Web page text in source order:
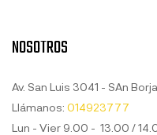
NOSOTROS
Av. San Luis 3041 - SAn
Llámanos: 014923777
Lun - Vier 9.00 - 13.00 /